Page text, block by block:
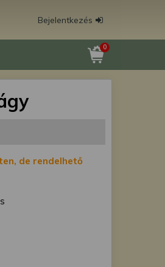
Bejelentkezés
0
de rendelhető